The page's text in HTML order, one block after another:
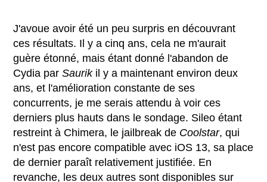
J'avoue avoir été un peu surpris en découvrant
ces résultats. Il y a cinq ans, cela ne m'aurait
guère étonné, mais étant donné l'abandon de
Cydia parSaurikil y a maintenant environ deux
ans, et l'amélioration constante de ses
concurrents, je me serais attendu à voir ces
derniers plus hauts dans le sondage. Sileo étant
restreint à Chimera, le jailbreak de Coolstar, qui
n'est pas encore compatible avec iOS 13, sa place
de dernier paraît relativement justifiée. En
revanche, les deux autres sont disponibles sur